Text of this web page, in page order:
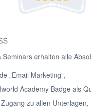
Seminars erhalten alle
„Email Marketing“,
Academy Badge als
zu allen Unterlagen,